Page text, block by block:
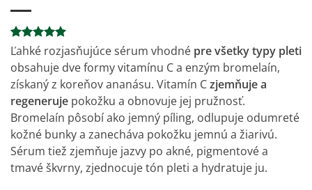
Hodnotenie
základe
1
zákazníckej
recenzie
Ľahké rozjasňujúce sérum vhodné pre všetky typy pleti
obsahuje dve formy vitamínu C a enzým bromelaín,
získaný z koreňov ananásu. Vitamín Czjemňuje a
regeneruje pokožku a obnovuje jej pružnosť.
Bromelaín pôsobí ako jemný píling, odlupuje odumreté
kožné bunky a zanecháva pokožku jemnú a žiarivú.
Sérum tiež zjemňuje jazvy po akné, pigmentové a
tmavé škvrny, zjednocuje tón pleti a hydratuje ju.